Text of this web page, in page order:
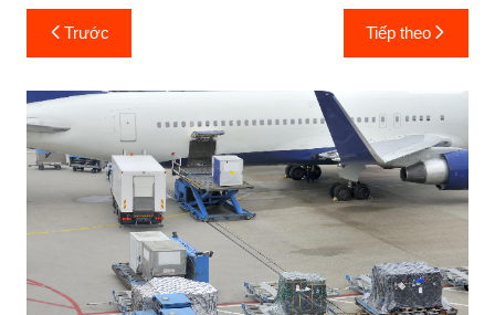
c
e
b
o
o
k
er
e
st dI
n
Điều
hướng
bài
viết
Trước Tiếp theo